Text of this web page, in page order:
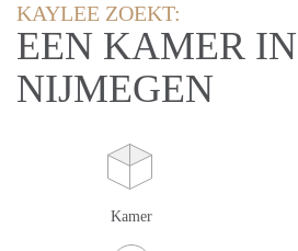
KAYLEE ZOEKT:
EEN KAMER IN
NIJMEGEN
Kamer